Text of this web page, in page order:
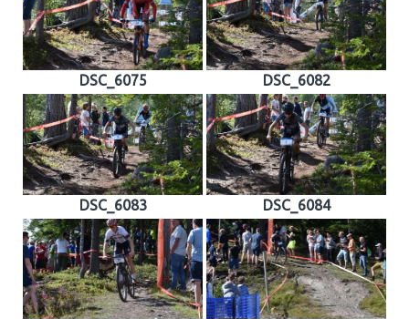
DSC_6075 DSC_6082
DSC_6083 DSC_6084